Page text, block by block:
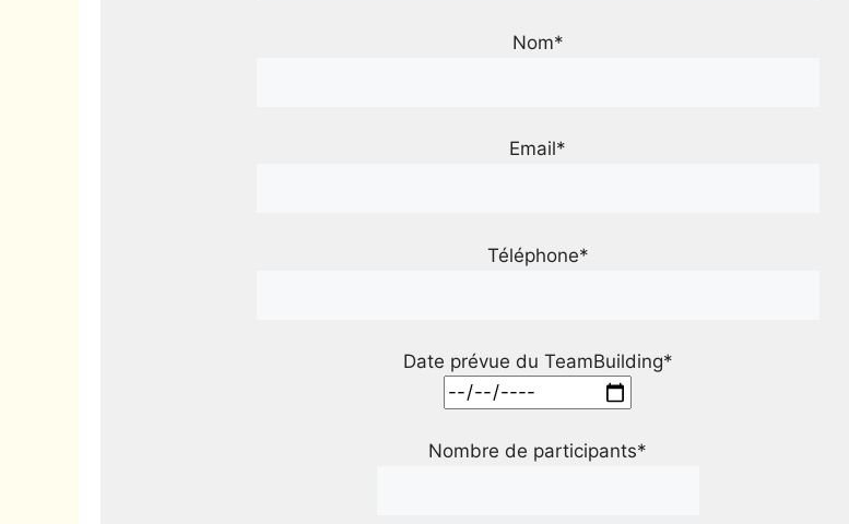
Nom*
Email*
Téléphone*
Date prévue du TeamBuilding*
Nombre de participants*